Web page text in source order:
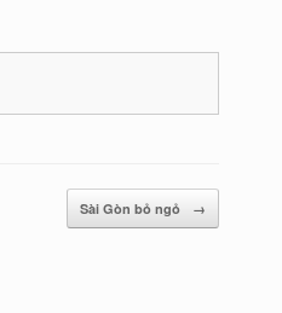
Sài Gòn bỏ ngỏ →